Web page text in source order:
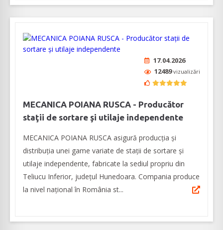
17.04.2026
12489vizualizări
MECANICA POIANA RUSCA - Producător
staţii de sortare şi utilaje independente
MECANICA POIANA RUSCA asigură producţia şi
distribuția unei game variate de staţii de sortare şi
utilaje independente, fabricate la sediul propriu din
Teliucu Inferior, județul Hunedoara. Compania produce
la nivel naţional în România st...